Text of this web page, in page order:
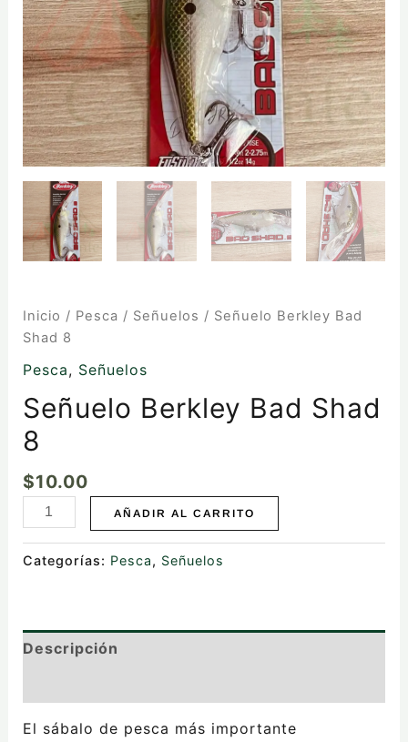
Inicio / Pesca / Señuelos / Señuelo Berkley Bad
Shad 8
Pesca, Señuelos
Señuelo Berkley Bad Shad
8
$10.00
AÑADIR AL CARRITO
Categorías: Pesca, Señuelos
Descripción
El sábalo de pesca más importante